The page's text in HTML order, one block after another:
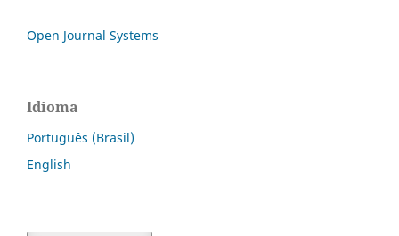
Open Journal Systems
Idioma
Português (Brasil)
English